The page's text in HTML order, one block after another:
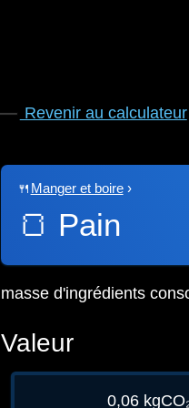
Revenir au calculateur
🍴 Manger et boire›
🍞 Pain
masse d'ingrédients
Valeur
0,06